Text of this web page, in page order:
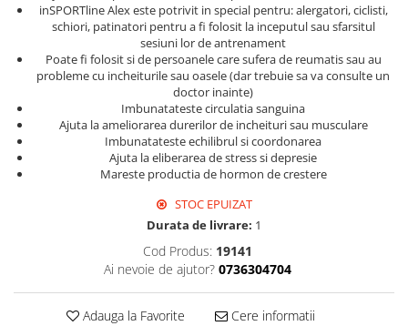
inSPORTline Alex este potrivit in special pentru: alergatori, ciclisti,
schiori, patinatori pentru a fi folosit la inceputul sau sfarsitul
sesiuni lor de antrenament
Poate fi folosit si de persoanele care sufera de reumatis sau au
probleme cu incheiturile sau oasele (dar trebuie sa va consulte un
doctor inainte)
Imbunatateste circulatia sanguina
Ajuta la ameliorarea durerilor de incheituri sau musculare
Imbunatateste echilibrul si coordonarea
Ajuta la eliberarea de stress si depresie
Mareste productia de hormon de crestere
STOC EPUIZAT
Durata de livrare: 1
Cod Produs: 19141
Ai nevoie de ajutor? 0736304704
Adauga la Favorite Cere informatii